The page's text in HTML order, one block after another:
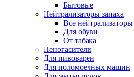
Бытовые
Нейтрализаторы запаха
Все нейтрализаторы
Для обуви
От табака
Пеногасители
Для пивоварен
Для поломоечных машин